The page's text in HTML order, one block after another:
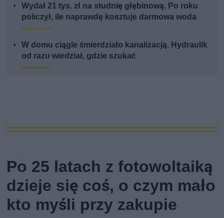
Wydał 21 tys. zł na studnię głębinową. Po roku
policzył, ile naprawdę kosztuje darmowa woda
W domu ciągle śmierdziało kanalizacją. Hydraulik
od razu wiedział, gdzie szukać
Po 25 latach z fotowoltaiką
dzieje się coś, o czym mało
kto myśli przy zakupie